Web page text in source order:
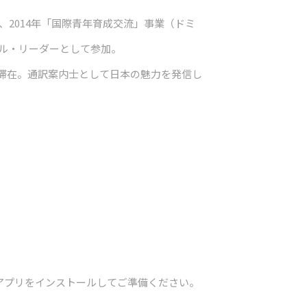
2014年「国際青年育成交流」事業（ドミ
リーダーとして参加。
。通訳案内士として日本の魅力を発信し
リをインストールしてご準備ください。